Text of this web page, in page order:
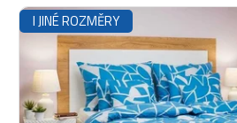
I JINÉ ROZMĚRY